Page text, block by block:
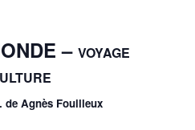
– VOYAGE
de Agnès Fouilleux